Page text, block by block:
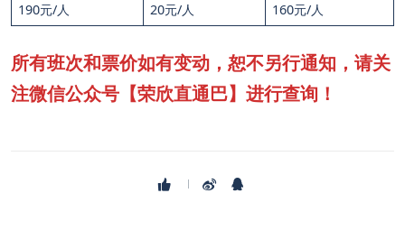
190元/人
20元/人
160元/人
所有班次和票价如有变动，恕不另行通知，请关
注微信公众号【荣欣直通巴】进行查询！